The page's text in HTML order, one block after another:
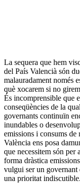
La sequera que hem
del País Valencià són
malauradament només
què xocarem si no
És incomprensible que
conseqüències de la
governants continuïn
inundables o
emissions i consums de
València ens posa
que necessitem són
forma dràstica
vulgui ser un governant
una prioritat indiscutible.